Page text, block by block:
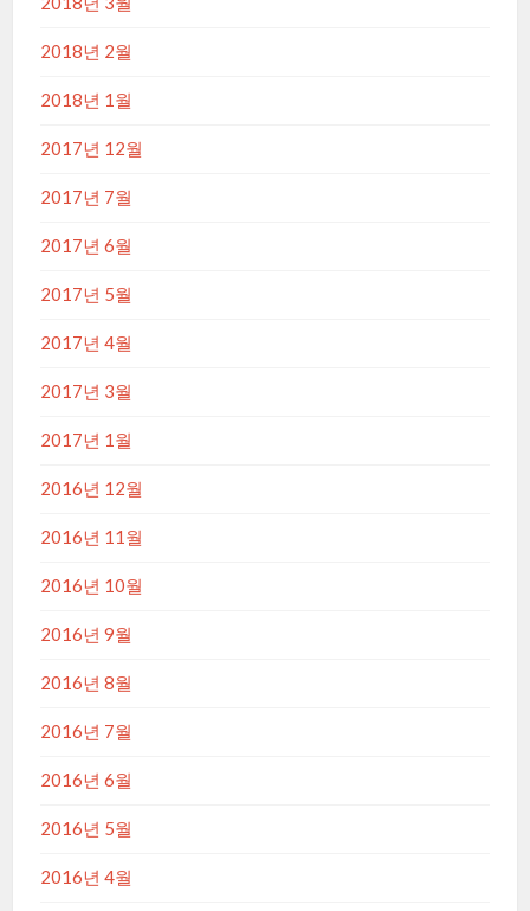
2018년 2월
2018년 1월
2017년 12월
2017년 7월
2017년 6월
2017년 5월
2017년 4월
2017년 3월
2017년 1월
2016년 12월
2016년 11월
2016년 10월
2016년 9월
2016년 8월
2016년 7월
2016년 6월
2016년 5월
2016년 4월